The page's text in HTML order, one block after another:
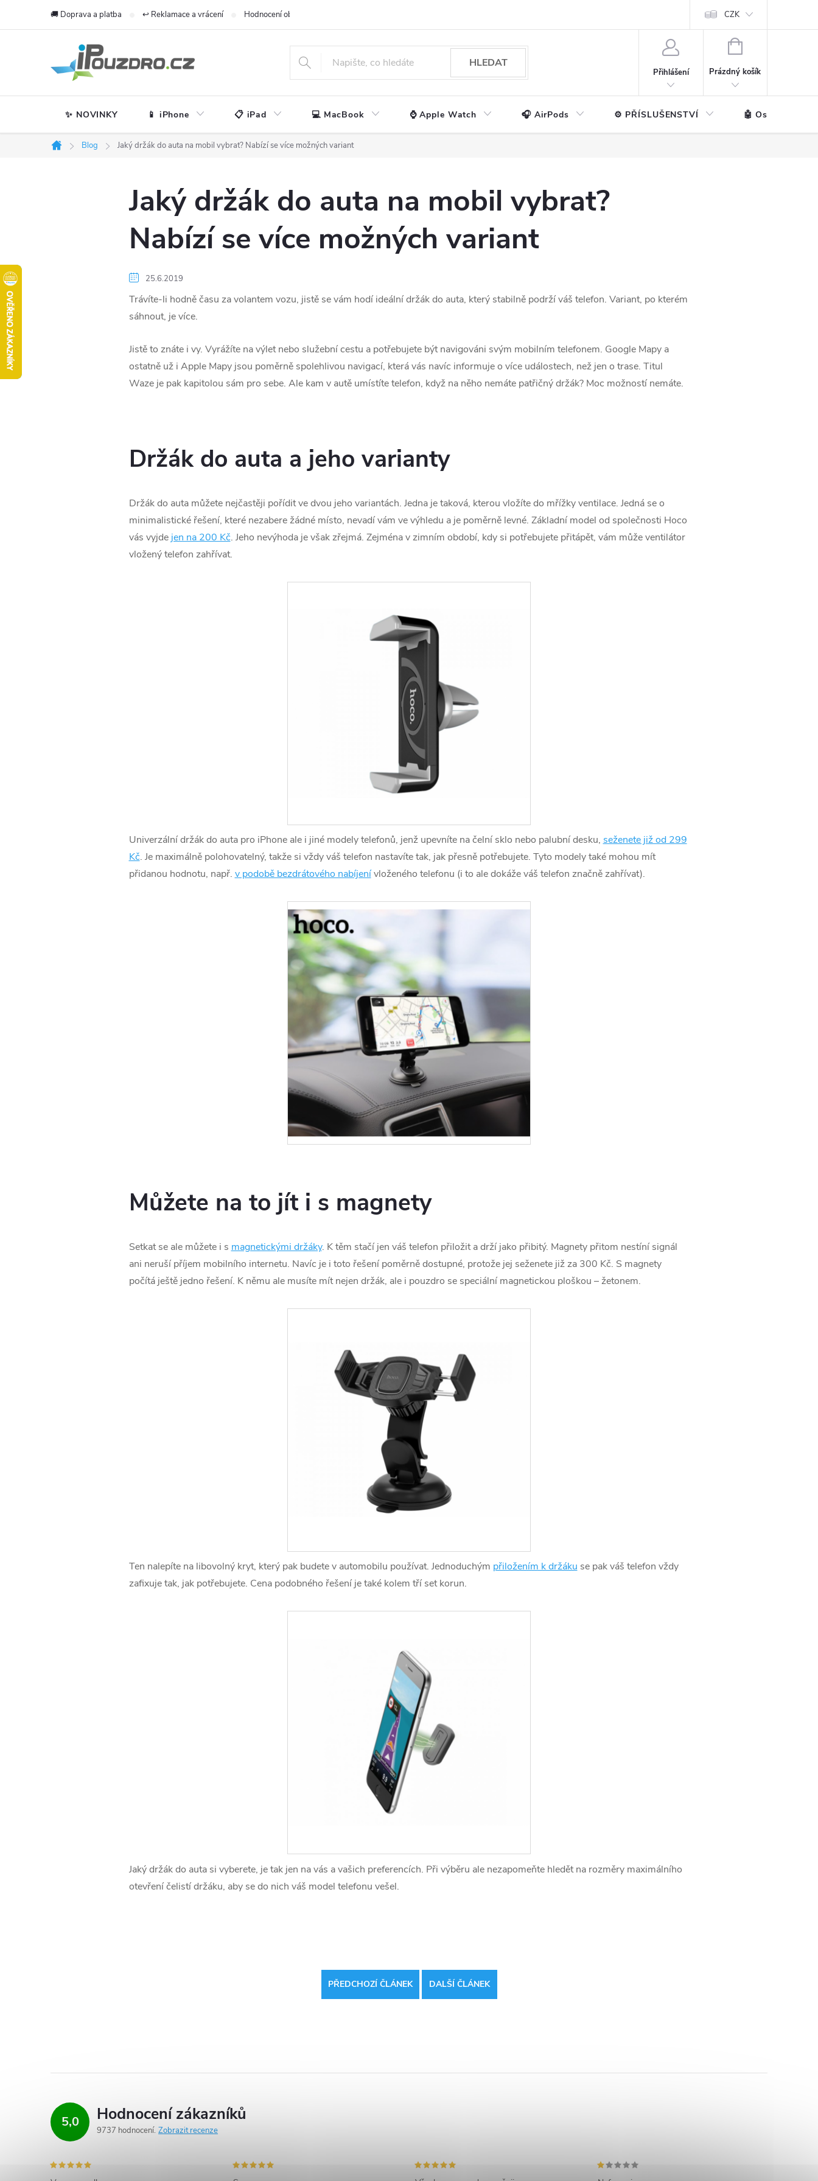
🚚 Doprava a platba ↩️ Reklamace a vrácení Hodnocení obchodu CZK
HLEDAT
Přihlášení
NÁKUPNÍ
Prázdný košík
✨ NOVINKY 📱 iPhone 📋 iPad 💻 MacBook ⌚ Apple Watch 🎧 AirPods ⚙️ PŘÍSLUŠENSTVÍ 🤖 Ostatní
Domů
Blog Jaký držák do auta na mobil vybrat? Nabízí se více možných variant
Jaký držák do auta na mobil vybrat?
Nabízí se více možných variant
25.6.2019
Trávíte-li hodně času za volantem vozu, jistě se vám hodí ideální držák do auta, který stabilně podrží váš telefon. Variant, po kterém
sáhnout, je více.
Jistě to znáte i vy. Vyrážíte na výlet nebo služební cestu a potřebujete být navigováni svým mobilním telefonem. Google Mapy a
ostatně už i Apple Mapy jsou poměrně spolehlivou navigací, která vás navíc informuje o více událostech, než jen o trase. Titul
Waze je pak kapitolou sám pro sebe. Ale kam v autě umístíte telefon, když na něho nemáte patřičný držák? Moc možností nemáte.
Držák do auta a jeho varianty
Držák do auta můžete nejčastěji pořídit ve dvou jeho variantách. Jedna je taková, kterou vložíte do mřížky ventilace. Jedná se o
minimalistické řešení, které nezabere žádné místo, nevadí vám ve výhledu a je poměrně levné. Základní model od společnosti Hoco
vás vyjde jen na 200 Kč. Jeho nevýhoda je však zřejmá. Zejména v zimním období, kdy si potřebujete přitápět, vám může ventilátor
vložený telefon zahřívat.
Univerzální držák do auta pro iPhone ale i jiné modely telefonů, jenž upevníte na čelní sklo nebo palubní desku, seženete již od 299
Kč. Je maximálně polohovatelný, takže si vždy váš telefon nastavíte tak, jak přesně potřebujete. Tyto modely také mohou mít
přidanou hodnotu, např. v podobě bezdrátového nabíjenívloženého telefonu (i to ale dokáže váš telefon značně zahřívat).
Můžete na to jít i s magnety
Setkat se ale můžete i s magnetickými držáky. K těm stačí jen váš telefon přiložit a drží jako přibitý. Magnety přitom nestíní signál
ani neruší příjem mobilního internetu. Navíc je i toto řešení poměrně dostupné, protože jej seženete již za 300 Kč. S magnety
počítá ještě jedno řešení. K němu ale musíte mít nejen držák, ale i pouzdro se speciální magnetickou ploškou – žetonem.
Ten nalepíte na libovolný kryt, který pak budete v automobilu používat. Jednoduchým přiložením k držáku se pak váš telefon vždy
zafixuje tak, jak potřebujete. Cena podobného řešení je také kolem tří set korun.
Jaký držák do auta si vyberete, je tak jen na vás a vašich preferencích. Při výběru ale nezapomeňte hledět na rozměry maximálního
otevření čelistí držáku, aby se do nich váš model telefonu vešel.
PŘEDCHOZÍ ČLÁNEK DALŠÍ ČLÁNEK
5,0 Hodnocení zákazníků
9737 hodnocení Zobrazit recenze